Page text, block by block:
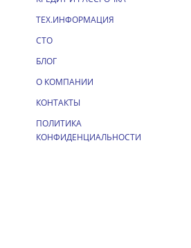
ТЕХ.ИНФОРМАЦИЯ
СТО
БЛОГ
О КОМПАНИИ
КОНТАКТЫ
ПОЛИТИКА
КОНФИДЕНЦИАЛЬНОСТИ